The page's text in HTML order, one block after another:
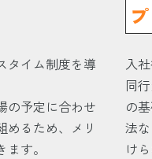
タイム制度を導
の予定に合わせ
めるため、メリ
す。
入
同
の
法
け